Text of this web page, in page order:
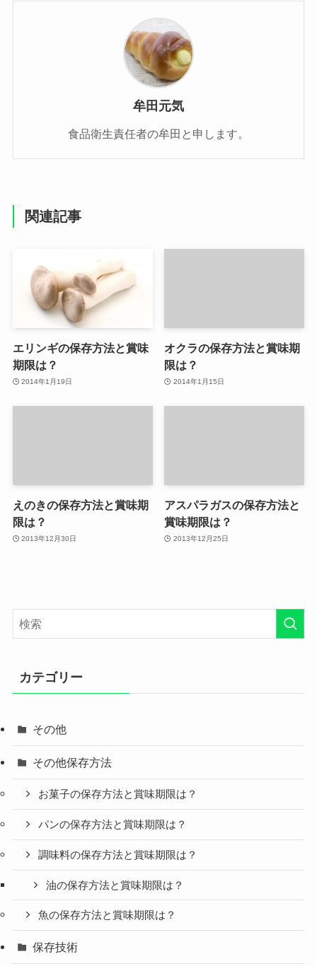
牟田元気
食品衛生責任者の牟田と申します。
関連記事
エリンギの保存方法と賞味
期限は？
2014年1月19日
オクラの保存方法と賞味期
限は？
2014年1月15日
えのきの保存方法と賞味期
限は？
2013年12月30日
アスパラガスの保存方法と
賞味期限は？
2013年12月25日
カテゴリー
その他
その他保存方法
お菓子の保存方法と賞味期限は？
パンの保存方法と賞味期限は？
調味料の保存方法と賞味期限は？
油の保存方法と賞味期限は？
魚の保存方法と賞味期限は？
保存技術